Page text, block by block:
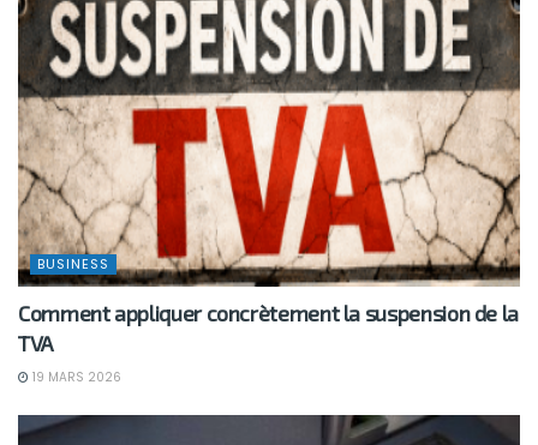
BUSINESS
Comment appliquer concrètement la suspension de la
TVA
19 MARS 2026